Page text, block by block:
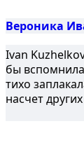
Вероника
Ivan
бы
тихо
насчет